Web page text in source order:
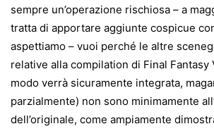
sempre un’operazione rischiosa – a
tratta di apportare aggiunte cospicue
aspettiamo – vuoi perché le altre
relative alla compilation di Final Fantasy
modo verrà sicuramente integrata,
parzialmente) non sono minimamente
dell’originale, come ampiamente